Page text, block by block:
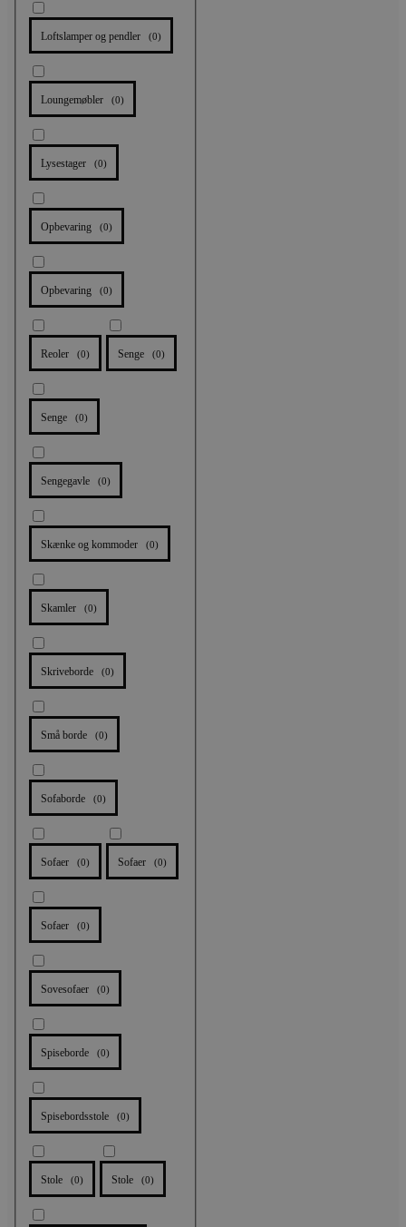
Loftslamper og pendler (0)
Loungemøbler (0)
Lysestager (0)
Opbevaring (0)
Opbevaring (0)
Reoler (0) Senge (0)
Senge (0)
Sengegavle (0)
Skænke og kommoder (0)
Skamler (0)
Skriveborde (0)
Små borde (0)
Sofaborde (0)
Sofaer (0) Sofaer (0)
Sofaer (0)
Sovesofaer (0)
Spiseborde (0)
Spisebordsstole (0)
Stole (0) Stole (0)